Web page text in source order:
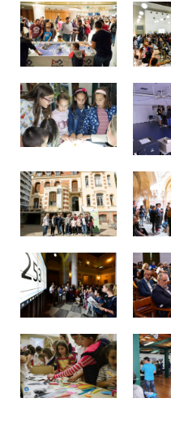
Ελληνικά